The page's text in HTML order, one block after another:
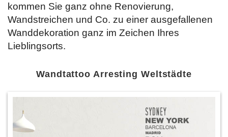
kommen Sie ganz ohne Renovierung,
Wandstreichen und Co. zu einer ausgefallenen
Wanddekoration ganz im Zeichen Ihres
Lieblingsorts.
Wandtattoo Arresting Weltstädte